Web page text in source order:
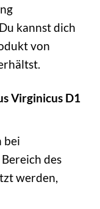
kannst dich
von
Virginicus D1
bei
des
werden,